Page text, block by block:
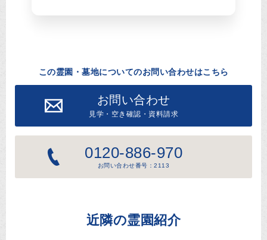
この霊園・墓地についてのお問い合わせはこちら
お問い合わせ
見学・空き確認・資料請求
0120-886-970
お問い合わせ番号：2113
近隣の霊園紹介